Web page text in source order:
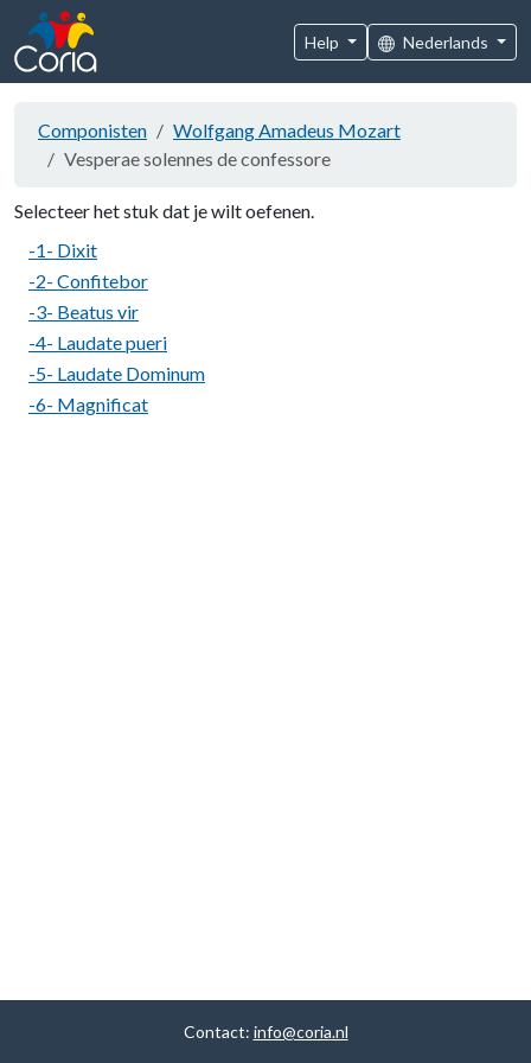
Help Nederlands
Componisten
Wolfgang Amadeus Mozart
Vesperae solennes de confessore
Selecteer het stuk dat je wilt oefenen.
-1- Dixit
-2- Confitebor
-3- Beatus vir
-4- Laudate pueri
-5- Laudate Dominum
-6- Magnificat
Contact: info@coria.nl